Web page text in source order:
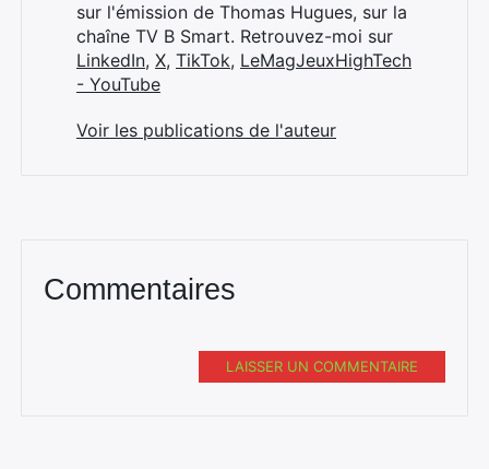
sur l'émission de Thomas Hugues, sur la
chaîne TV B Smart. Retrouvez-moi sur
LinkedIn, X, TikTok, LeMagJeuxHighTech
- YouTube
Voir les publications de l'auteur
Commentaires
LAISSER UN COMMENTAIRE